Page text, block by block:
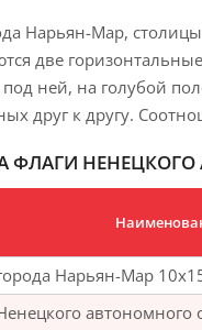
Нарьян-Мар,
две
ней, на голубой
друг к другу.
ФЛАГИ
Нарьян-Мар
автономного